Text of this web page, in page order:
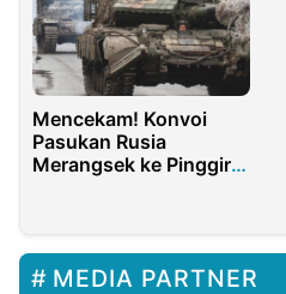
Mencekam! Konvoi
Pasukan Rusia
Merangsek ke Pinggir
MEDIA PARTNER